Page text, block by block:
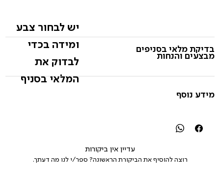
יש לבחור צבע
ומידה בכדי
לבדוק את
המלאי בסניף
בדיקת מלאי בסניפים
מבצעים והנחות
מידע נוסף
עדיין אין ביקורות
רוצה להוסיף את הביקורת הראשונה? ספר/י לנו מה דעתך.